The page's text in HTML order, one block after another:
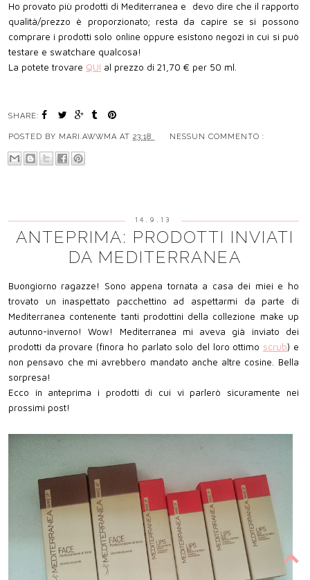
Ho provato più prodotti di Mediterranea e devo dire che il rapporto
qualità/prezzo è proporzionato; resta da capire se si possono
comprare i prodotti solo online oppure esistono negozi in cui si può
testare e swatchare qualcosa!
La potete trovare QUI al prezzo di 21,70 € per 50 ml.
SHARE:
POSTED BY MARI.AWWMA AT 23:18 NESSUN COMMENTO :
14.9.13
ANTEPRIMA: PRODOTTI INVIATI
DA MEDITERRANEA
Buongiorno ragazze! Sono appena tornata a casa dei miei e ho
trovato un inaspettato pacchettino ad aspettarmi da parte di
Mediterranea contenente tanti prodottini della collezione make up
autunno-inverno! Wow! Mediterranea mi aveva già inviato dei
prodotti da provare (finora ho parlato solo del loro ottimo scrub) e
non pensavo che mi avrebbero mandato anche altre cosine. Bella
sorpresa!
Ecco in anteprima i prodotti di cui vi parlerò sicuramente nei
prossimi post!